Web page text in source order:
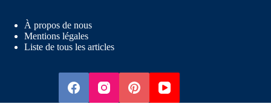
À propos de nous
Mentions légales
Liste de tous les articles